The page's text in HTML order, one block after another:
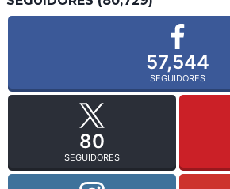
57,544
SEGUIDORES
80
SEGUIDORES